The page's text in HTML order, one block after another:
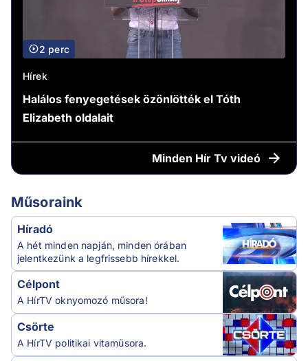
2 perc
Hírek
Halálos fenyegetések özönlötték el Tóth
Elizabeth oldalait
Minden Hír Tv videó
Műsoraink
Híradó
A hét minden napján, minden órában
jelentkezünk a legfrissebb hírekkel.
Célpont
A HírTV oknyomozó műsora!
Csörte
A HírTV politikai vitaműsora.